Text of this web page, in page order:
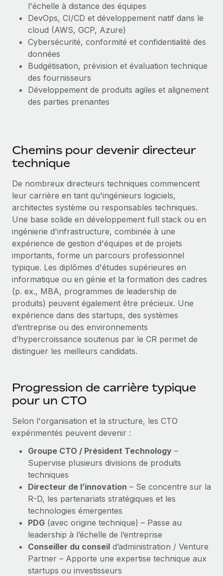
l'échelle à distance des équipes
DevOps, CI/CD et développement natif dans le
cloud (AWS, GCP, Azure)
Cybersécurité, conformité et confidentialité des
données
Budgétisation, prévision et évaluation technique
des fournisseurs
Développement de produits agiles et alignement
des parties prenantes
Chemins pour devenir directeur
technique
De nombreux directeurs techniques commencent
leur carrière en tant qu'ingénieurs logiciels,
architectes système ou responsables techniques.
Une base solide en développement full stack ou en
ingénierie d'infrastructure, combinée à une
expérience de gestion d'équipes et de projets
importants, forme un parcours professionnel
typique. Les diplômes d'études supérieures en
informatique ou en génie et la formation des cadres
(p. ex., MBA, programmes de leadership de
produits) peuvent également être précieux. Une
expérience dans des startups, des systèmes
d’entreprise ou des environnements
d’hypercroissance soutenus par le CR permet de
distinguer les meilleurs candidats.
Progression de carrière typique
pour un CTO
Selon l'organisation et la structure, les CTO
expérimentés peuvent devenir :
Groupe CTO / Président Technology –
Supervise plusieurs divisions de produits
techniques
Directeur de l’innovation – Se concentre sur la
R-D, les partenariats stratégiques et les
technologies émergentes
PDG (avec origine technique) – Passe au
leadership à l’échelle de l’entreprise
Conseiller du conseil d’administration / Venture
Partner – Apporte une expertise technique aux
startups ou investisseurs